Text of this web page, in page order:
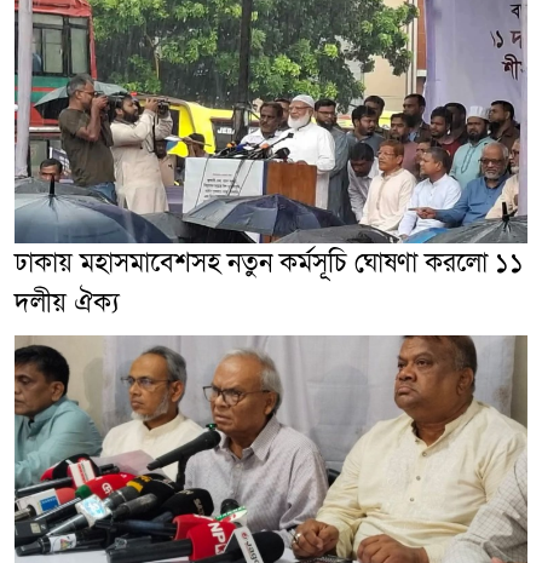
ঢাকায় মহাসমাবেশসহ নতুন কর্মসূচি ঘোষণা করলো ১১
দলীয় ঐক্য